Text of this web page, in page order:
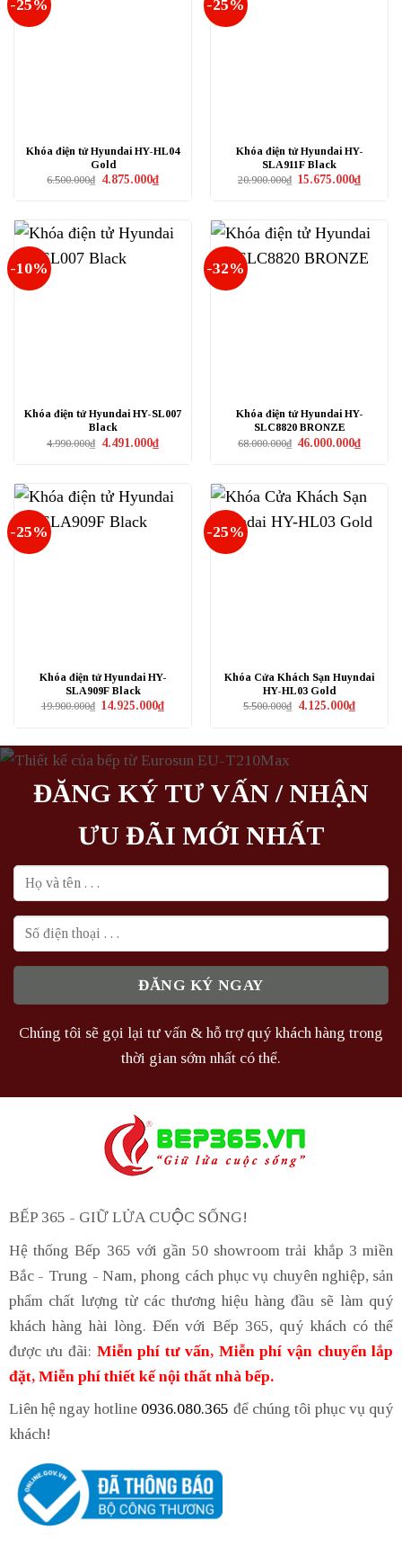
-25%
Khóa điện tử Hyundai HY-HL04
Gold
6.500.000₫ Giá
4.875.000₫Giá
hiện
-25%
Khóa điện tử Hyundai HY-
SLA911F Black
20.900.000₫ Giá
15.675.000₫Giá
hiện
-10%
Khóa điện tử Hyundai HY-SL007
Black
4.990.000₫ Giá
4.491.000₫Giá
hiện
-32%
Khóa điện tử Hyundai HY-
SLC8820 BRONZE
68.000.000₫ Giá
46.000.000₫Giá
hiện
-25%
Khóa điện tử Hyundai HY-
SLA909F Black
19.900.000₫ Giá
14.925.000₫Giá
hiện
14.925.000₫.
-25%
Khóa Cửa Khách Sạn Huyndai
HY-HL03 Gold
5.500.000₫ Giá
4.125.000₫Giá
hiện
ĐĂNG KÝ TƯ VẤN / NHẬN
ƯU ĐÃI MỚI NHẤT
Chúng tôi sẽ gọi lại tư vấn & hỗ trợ quý khách hàng trong
thời gian sớm nhất có thể.
BẾP 365 - GIỮ LỬA CUỘC SỐNG!
Hệ thống Bếp 365 với gần 50 showroom trải khắp 3 miền
Bắc - Trung - Nam, phong cách phục vụ chuyên nghiệp, sản
phẩm chất lượng từ các thương hiệu hàng đầu sẽ làm quý
khách hàng hài lòng. Đến với Bếp 365, quý khách có thể
được ưu đãi: Miễn phí tư vấn, Miễn phí vận chuyển lắp
đặt, Miễn phí thiết kế nội thất nhà bếp.
Liên hệ ngay hotline 0936.080.365 để chúng tôi phục vụ quý
khách!